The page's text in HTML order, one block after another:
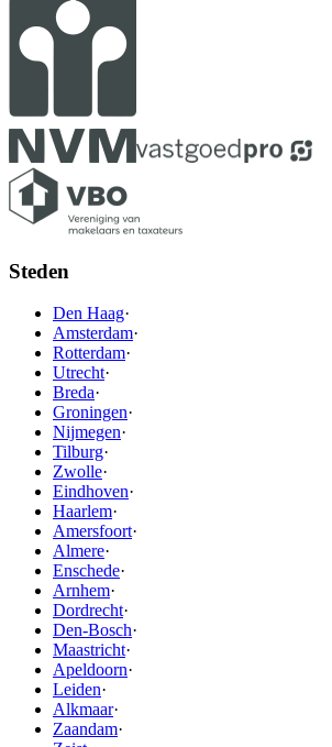
Steden
Den Haag·
Amsterdam·
Rotterdam·
Utrecht·
Breda·
Groningen·
Nijmegen·
Tilburg·
Zwolle·
Eindhoven·
Haarlem·
Amersfoort·
Almere·
Enschede·
Arnhem·
Dordrecht·
Den-Bosch·
Maastricht·
Apeldoorn·
Leiden·
Alkmaar·
Zaandam·